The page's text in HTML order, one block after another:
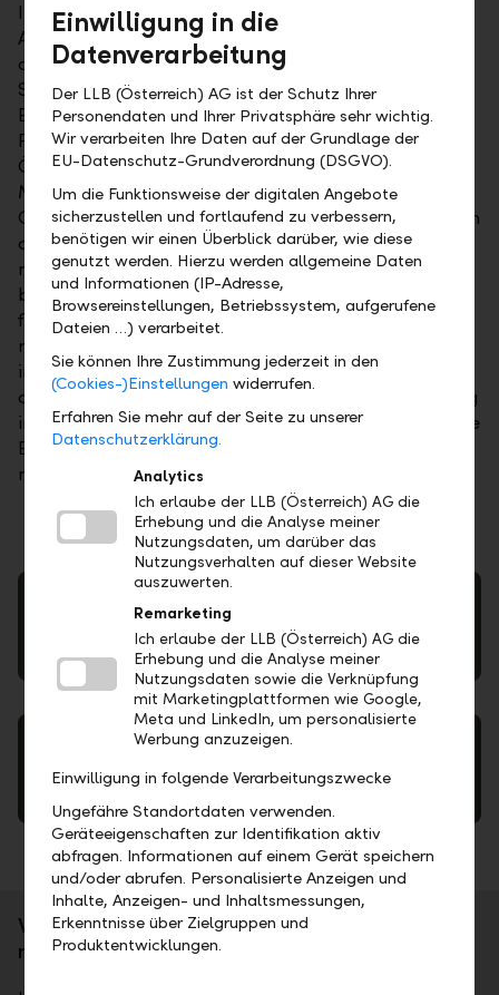
Im Segment der Publikumsfonds reicht unser
Angebot beispielsweise von mehrfach
ausgezeichneten vermögensverwaltenden
Strategiefonds bis zu langfristig ausgerichteten
Emerging-Markets-Anleihenfonds. Für die bewusste
Partizipation am Heimatmarkt braucht unser
Österreich-Aktienfonds weder Benchmark noch
Mitbewerbervergleiche zu scheuen. Im Rahmen von
Großanleger- und Spezialfonds verwalten wir zudem
auf die Bedürfnisse ausgewählter Kunden
maßgeschneiderte Portfolios. Auch im Hinblick auf
bedarfsgerecht zugeschnittene Fondshüllen oder als
flexibler Depotbankdienstleister hat sich unser Haus
mit umfassenden Services für nationale und
internationale Asset-Manager längst bewährt und
als kompetenter Partner etabliert. Eine Veranlagung
in Wertpapiere birgt neben Chancen auch Risiken. Die
Einhaltung einer bestimmten Wertuntergrenze kann
nicht garantiert werden.
Eine Übersicht unserer Investmentfonds
Weitere Fonds der LLB-Gruppe
Was uns neben unserem Wertpapier-Know-how
noch auszeichnet
Einwilligung in die
Datenverarbeitung
Der LLB (Österreich) AG ist der Schutz Ihrer
Personendaten und Ihrer Privatsphäre sehr wichtig.
Wir verarbeiten Ihre Daten auf der Grundlage der
EU-Datenschutz-Grundverordnung (DSGVO).
Um die Funktionsweise der digitalen Angebote
sicherzustellen und fortlaufend zu verbessern,
benötigen wir einen Überblick darüber, wie diese
genutzt werden. Hierzu werden allgemeine Daten
und Informationen (IP-Adresse,
Browsereinstellungen, Betriebssystem, aufgerufene
Dateien …) verarbeitet.
Sie können Ihre Zustimmung jederzeit in den
(Cookies-)Einstellungen widerrufen.
Erfahren Sie mehr auf der Seite zu unserer
Datenschutzerklärung.
Analytics
Ich erlaube der LLB (Österreich) AG die
Erhebung und die Analyse meiner
Nutzungsdaten, um darüber das
Nutzungsverhalten auf dieser Website
auszuwerten.
Remarketing
Ich erlaube der LLB (Österreich) AG die
Erhebung und die Analyse meiner
Nutzungsdaten sowie die Verknüpfung
mit Marketingplattformen wie Google,
Meta und LinkedIn, um personalisierte
Werbung anzuzeigen.
Einwilligung in folgende Verarbeitungszwecke
Ungefähre Standortdaten verwenden.
Geräteeigenschaften zur Identifikation aktiv
abfragen. Informationen auf einem Gerät speichern
und/oder abrufen. Personalisierte Anzeigen und
Inhalte, Anzeigen- und Inhaltsmessungen,
Erkenntnisse über Zielgruppen und
Produktentwicklungen.